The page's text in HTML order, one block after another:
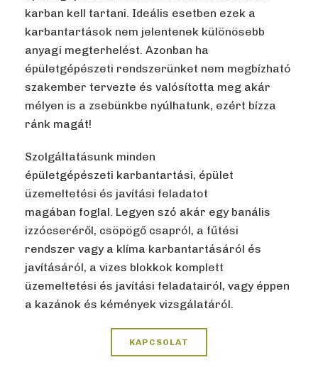
karban kell tartani. Ideális esetben ezek a
karbantartások nem jelentenek különösebb
anyagi megterhelést. Azonban ha
épületgépészeti rendszerünket nem megbízható
szakember tervezte és valósította meg akár
mélyen is a zsebünkbe nyúlhatunk, ezért bízza
ránk magát!
Szolgáltatásunk minden
épületgépészeti karbantartási, épület
üzemeltetési és javítási feladatot
magában foglal. Legyen szó akár egy banális
izzócseréről, csöpögő csapról, a fűtési
rendszer vagy a klíma karbantartásáról és
javításáról, a vizes blokkok komplett
üzemeltetési és javítási feladatairól, vagy éppen
a kazánok és kémények vizsgálatáról.
KAPCSOLAT